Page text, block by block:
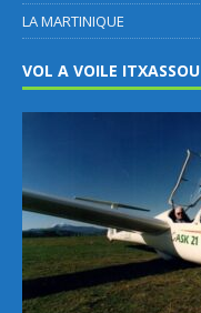
LA MARTINIQUE
VOL A VOILE ITXASSOU